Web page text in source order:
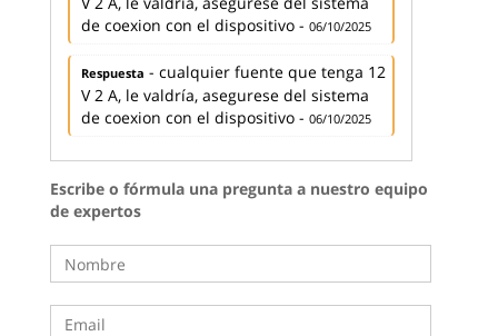
de coexion con el dispositivo - 06/10/2025
Respuesta - cualquier fuente que tenga 12
V 2 A, le valdría, asegurese del sistema
de coexion con el dispositivo - 06/10/2025
Escribe o fórmula una pregunta a nuestro equipo
de expertos